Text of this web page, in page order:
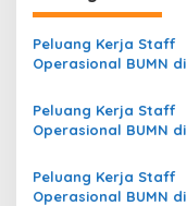
a
s
i
p
o
s
Peluang Kerja Staff
Operasional BUMN di
Kab. Wonogiri
Peluang Kerja Staff
Operasional BUMN di
Labuhanbatu
Peluang Kerja Staff
Operasional BUMN di